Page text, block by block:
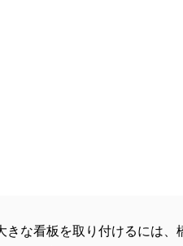
な看板を取り付けるには、